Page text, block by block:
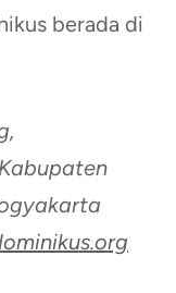
berada di